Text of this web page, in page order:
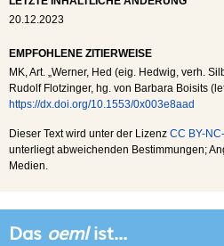
20.12.2023
EMPFOHLENE ZITIERWEISE
MK, Art. „Werner, Hed (eig. Hedwig, verh.
Rudolf Flotzinger, hg. von Barbara Boisits
https://dx.doi.org/10.1553/0x003e8aad
Dieser Text wird unter der Lizenz CC BY-
unterliegt abweichenden Bestimmungen;
Medien.
Das oemlist...